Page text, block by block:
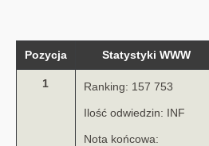
Pozycja Statystyki WWW
1 Ranking: 157 753
Ilość odwiedzin: INF
Nota końcowa: